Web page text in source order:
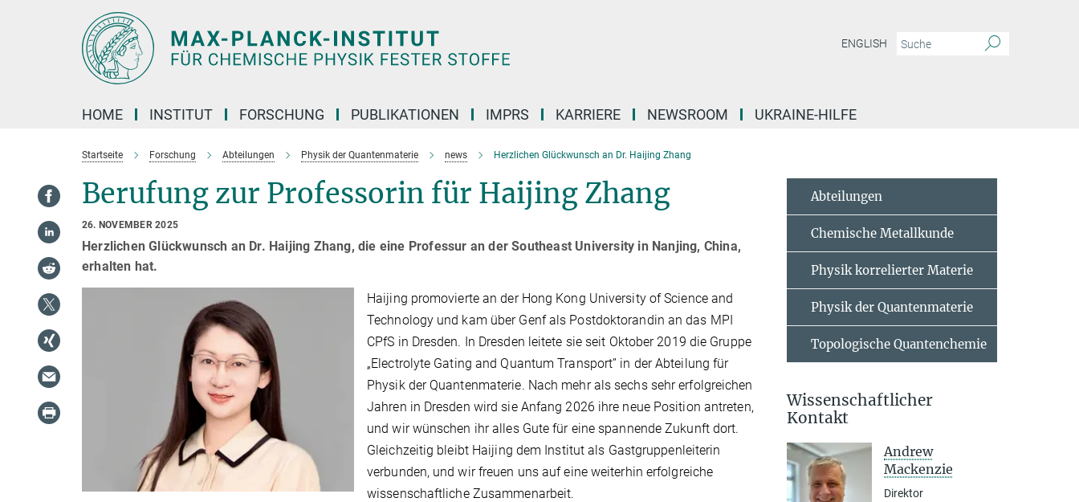
ENGLISH
HOME INSTITUT FORSCHUNG PUBLIKATIONEN IMPRS KARRIERE NEWSROOM UKRAINE-HILFE
Startseite Forschung Abteilungen Physik der Quantenmaterie news Herzlichen Glückwunsch an Dr. Haijing Zhang
Berufung zur Professorin für Haijing Zhang
26. NOVEMBER 2025
Herzlichen Glückwunsch an Dr. Haijing Zhang, die eine Professur an der Southeast University in Nanjing, China,
erhalten hat.
Haijing promovierte an der Hong Kong University of Science and
Technology und kam über Genf als Postdoktorandin an das MPI
CPfS in Dresden. In Dresden leitete sie seit Oktober 2019 die Gruppe
„Electrolyte Gating and Quantum Transport” in der Abteilung für
Physik der Quantenmaterie. Nach mehr als sechs sehr erfolgreichen
Jahren in Dresden wird sie Anfang 2026 ihre neue Position antreten,
und wir wünschen ihr alles Gute für eine spannende Zukunft dort.
Gleichzeitig bleibt Haijing dem Institut als Gastgruppenleiterin
verbunden, und wir freuen uns auf eine weiterhin erfolgreiche
wissenschaftliche Zusammenarbeit.
Abteilungen
Chemische Metallkunde
Physik korrelierter Materie
Physik der Quantenmaterie
Topologische Quantenchemie
Wissenschaftlicher
Kontakt
Andrew
Mackenzie
Direktor